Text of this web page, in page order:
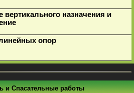
вертикального назначения и
опор
и Спасательные работы